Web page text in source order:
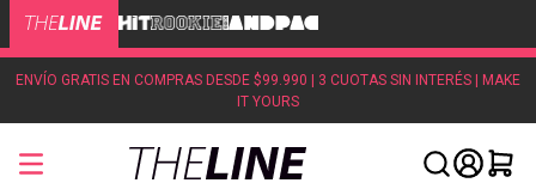
ENVÍO GRATIS EN COMPRAS DESDE $99.990 | 3 CUOTAS SIN INTERÉS | MAKE
IT YOURS